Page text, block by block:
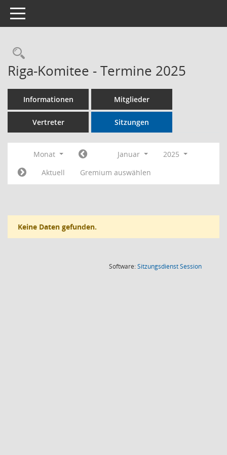
Toggle navigation
Rechercheauswahl
Riga-Komitee - Termine 2025
Informationen Mitglieder
Vertreter Sitzungen
Monat Januar
2025
Aktuell
Gremium auswählen
Keine Daten gefunden.
Software:SitzungsdienstSession(Wird in